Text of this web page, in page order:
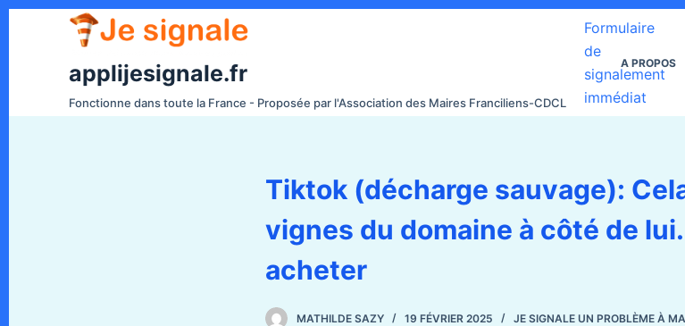
e
applijesignale.fr
Fonctionne dans toute la France - Proposée par l'Association des Maires Franciliens-CDCL
Formulaire
de
signalement
immédiat
A PROPOS
Tiktok (décharge sauvage):
vignes du domaine à côté de
acheter
MATHILDE SAZY 19 FÉVRIER 2025 JE SIGNALE UN PROBLÈME À